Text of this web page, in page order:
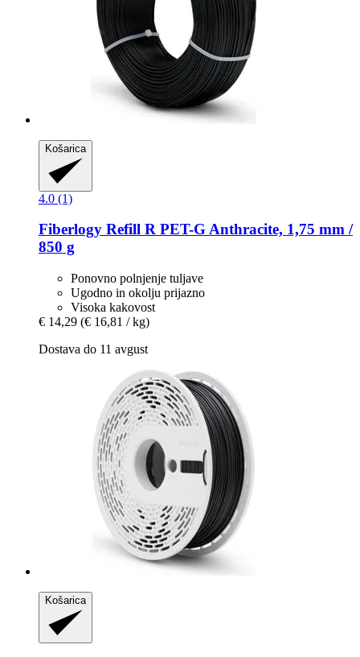
Košarica
4.0 (1)
Fiberlogy Refill R PET-​G Anthracite, 1,75 mm /
850 g
Ponovno polnjenje tuljave
Ugodno in okolju prijazno
Visoka kakovost
€ 14,29 (€ 16,81 / kg)
Dostava do 11 avgust
Košarica